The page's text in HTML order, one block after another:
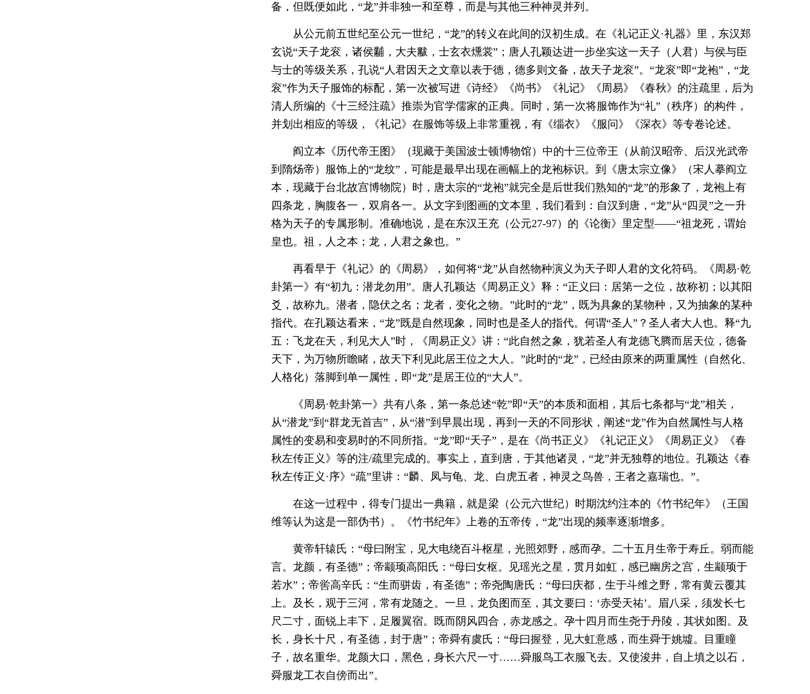
备，但既便如此，“龙”并非独一和至尊，而是与其他三种神灵并列。
从公元前五世纪至公元一世纪，“龙”的转义在此间的汉初生成。在《礼记正义·礼器》里，东汉郑
玄说“天子龙衮，诸侯黼，大夫黻，士玄衣燻裳”；唐人孔颖达进一步坐实这一天子（人君）与侯与臣
与士的等级关系，孔说“人君因天之文章以表于德，德多则文备，故天子龙衮”。“龙衮”即“龙袍”，“龙
衮”作为天子服饰的标配，第一次被写进《诗经》《尚书》《礼记》《周易》《春秋》的注疏里，后为
清人所编的《十三经注疏》推崇为官学儒家的正典。同时，第一次将服饰作为“礼”（秩序）的构件，
并划出相应的等级，《礼记》在服饰等级上非常重视，有《缁衣》《服问》《深衣》等专卷论述。
阎立本《历代帝王图》（现藏于美国波士顿博物馆）中的十三位帝王（从前汉昭帝、后汉光武帝
到隋炀帝）服饰上的“龙纹”，可能是最早出现在画幅上的龙袍标识。到《唐太宗立像》（宋人摹阎立
本，现藏于台北故宫博物院）时，唐太宗的“龙袍”就完全是后世我们熟知的“龙”的形象了，龙袍上有
四条龙，胸腹各一，双肩各一。从文字到图画的文本里，我们看到：自汉到唐，“龙”从“四灵”之一升
格为天子的专属形制。准确地说，是在东汉王充（公元27-97）的《论衡》里定型——“祖龙死，谓始
皇也。祖，人之本；龙，人君之象也。”
再看早于《礼记》的《周易》，如何将“龙”从自然物种演义为天子即人君的文化符码。《周易·乾
卦第一》有“初九：潜龙勿用”。唐人孔颖达《周易正义》释：“正义曰：居第一之位，故称初；以其阳
爻，故称九。潜者，隐伏之名；龙者，变化之物。”此时的“龙”，既为具象的某物种，又为抽象的某种
指代。在孔颖达看来，“龙”既是自然现象，同时也是圣人的指代。何谓“圣人”？圣人者大人也。释“九
五：飞龙在天，利见大人”时，《周易正义》讲：“此自然之象，犹若圣人有龙德飞腾而居天位，德备
天下，为万物所瞻睹，故天下利见此居王位之大人。”此时的“龙”，已经由原来的两重属性（自然化、
人格化）落脚到单一属性，即“龙”是居王位的“大人”。
《周易·乾卦第一》共有八条，第一条总述“乾”即“天”的本质和面相，其后七条都与“龙”相关，
从“潜龙”到“群龙无首吉”，从“潜”到早晨出现，再到一天的不同形状，阐述“龙”作为自然属性与人格
属性的变易和变易时的不同所指。“龙”即“天子”，是在《尚书正义》《礼记正义》《周易正义》《春
秋左传正义》等的注/疏里完成的。事实上，直到唐，于其他诸灵，“龙”并无独尊的地位。孔颖达《春
秋左传正义·序》“疏”里讲：“麟、凤与龟、龙、白虎五者，神灵之鸟兽，王者之嘉瑞也。”。
在这一过程中，得专门提出一典籍，就是梁（公元六世纪）时期沈约注本的《竹书纪年》（王国
维等认为这是一部伪书）。《竹书纪年》上卷的五帝传，“龙”出现的频率逐渐增多。
黄帝轩辕氏：“母曰附宝，见大电绕百斗枢星，光照郊野，感而孕。二十五月生帝于寿丘。弱而能
言。龙颜，有圣德”；帝颛顼高阳氏：“母曰女枢。见瑶光之星，贯月如虹，感已幽房之宫，生颛顼于
若水”；帝喾高辛氏：“生而骈齿，有圣德”；帝尧陶唐氏：“母曰庆都，生于斗维之野，常有黄云覆其
上。及长，观于三河，常有龙随之。一旦，龙负图而至，其文要曰：‘赤受天祐’。眉八采，须发长七
尺二寸，面锐上丰下，足履翼宿。既而阴风四合，赤龙感之。孕十四月而生尧于丹陵，其状如图。及
长，身长十尺，有圣德，封于唐”；帝舜有虞氏：“母曰握登，见大虹意感，而生舜于姚墟。目重瞳
子，故名重华。龙颜大口，黑色，身长六尺一寸……舜服鸟工衣服飞去。又使浚井，自上填之以石，
舜服龙工衣自傍而出”。